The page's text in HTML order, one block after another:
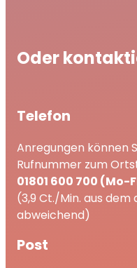
Oder
Telefon
Anregungen können
Rufnummer zum
01801 600 700 (Mo-
(3,9 Ct./Min. aus
abweichend)
Post